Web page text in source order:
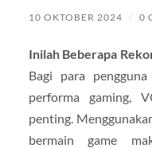
10 OKTOBER 2024 / 0
Inilah Beberapa
Bagi para
performa gaming,
penting.
bermain game